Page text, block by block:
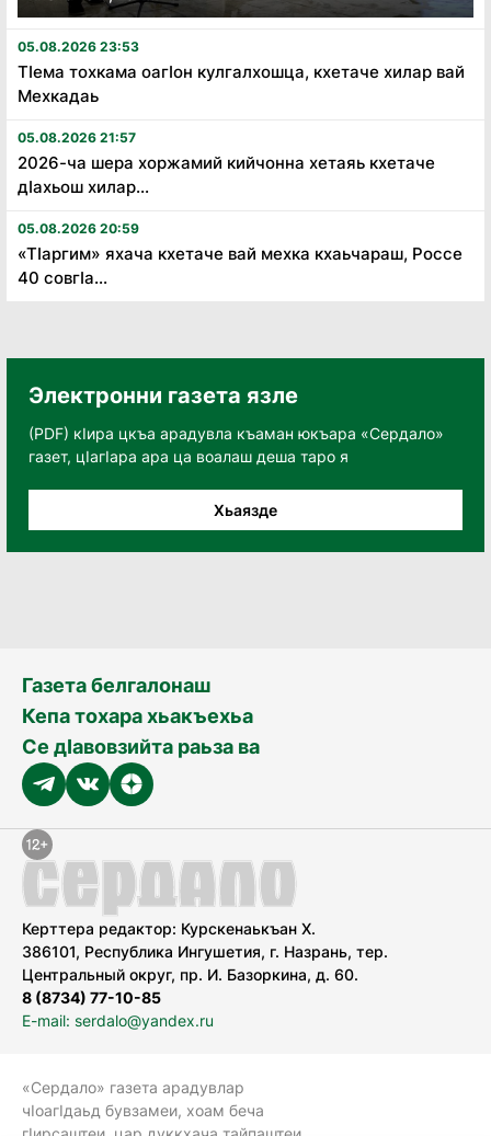
05.08.2026 23:53
Тӏема тохкама оагӏон кулгалхошца, кхетаче хилар вай
Мехкадаь
05.08.2026 21:57
2026-ча шера хоржамий кийчонна хетаяь кхетаче
дӏахьош хилар...
05.08.2026 20:59
«Тӏаргим» яхача кхетаче вай мехка кхаьчараш, Россе
40 совгӏа...
Электронни газета язле
(PDF) кӀира цкъа арадувла къаман юкъара «Сердало»
газет, цӀагӀара ара ца воалаш деша таро я
Хьаязде
Газета белгалонаш
Кепа тохара хьакъехьа
Се дӀавовзийта раьза ва
Керттера редактор: Курскенаькъан Х.
386101, Республика Ингушетия, г. Назрань, тер.
Центральный округ, пр. И. Базоркина, д. 60.
8 (8734) 77-10-85
E-mail: serdalo@yandex.ru
«Сердало» газета арадувлар
чIоагIдаьд бувзамеи, хоам беча